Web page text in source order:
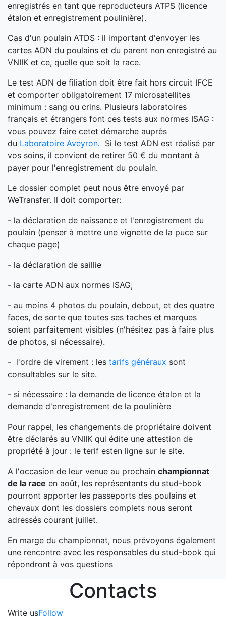
enregistrés en tant que reproducteurs ATPS (licence
étalon et enregistrement poulinière).
Cas d'un poulain ATDS : il important d'envoyer les
cartes ADN du poulains et du parent non enregistré au
VNIIK et ce, quelle que soit la race.
Le test ADN de filiation doit être fait hors circuit IFCE
et comporter obligatoirement 17 microsatellites
minimum : sang ou crins. Plusieurs laboratoires
français et étrangers font ces tests aux normes ISAG :
vous pouvez faire cetet démarche auprès
du Laboratoire Aveyron. Si le test ADN est réalisé par
vos soins, il convient de retirer 50 € du montant à
payer pour l'enregistrement du poulain.
Le dossier complet peut nous être envoyé par
WeTransfer. Il doit comporter:
- la déclaration de naissance et l'enregistrement du
poulain (penser à mettre une vignette de la puce sur
chaque page)
- la déclaration de saillie
- la carte ADN aux normes ISAG;
- au moins 4 photos du poulain, debout, et des quatre
faces, de sorte que toutes ses taches et marques
soient parfaitement visibles (n'hésitez pas à faire plus
de photos, si nécessaire).
- l'ordre de virement : les tarifs généraux sont
consultables sur le site.
- si nécessaire : la demande de licence étalon et la
demande d'enregistrement de la poulinière
Pour rappel, les changements de propriétaire doivent
être déclarés au VNIIK qui édite une attestion de
propriété à jour : le terif esten ligne sur le site.
A l'occasion de leur venue au prochain championnat
de la race en août, les représentants du stud-book
pourront apporter les passeports des poulains et
chevaux dont les dossiers complets nous seront
adressés courant juillet.
En marge du championnat, nous prévoyons également
une rencontre avec les responsables du stud-book qui
répondront à vos questions
Contacts
Write usFollow